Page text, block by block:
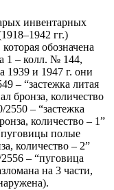
инвентарных
гг.)
обозначена
1 – колл. № 144,
1939 и 1947 г. они
– “застежка литая
бронза, количество
– “застежка
количество – 1”
полые
количество – 2”
– “пуговица
на 3 части,